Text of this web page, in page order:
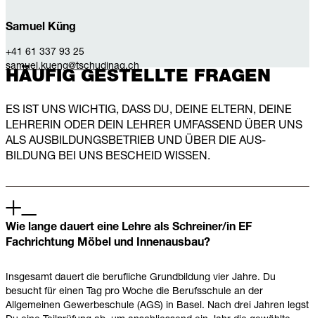
Samuel Küng
+41 61 337 93 25
samuel.kueng@tschudinag.ch
HÄUFIG GESTELLTE FRAGEN
ES IST UNS WICHTIG, DASS DU, DEINE ELTERN, DEINE
LEHRERIN ODER DEIN LEHRER UMFASSEND ÜBER UNS
ALS AUSBILDUNGS­BETRIEB UND ÜBER DIE AUS­
BILDUNG BEI UNS BESCHEID WISSEN.
Wie lange dauert eine Lehre als Schreiner/in EF
Fachrichtung Möbel und Innenausbau?
Insgesamt dauert die berufliche Grundbildung vier Jahre. Du
besucht für einen Tag pro Woche die Berufsschule an der
Allgemeinen Gewerbeschule (AGS) in Basel. Nach drei Jahren legst